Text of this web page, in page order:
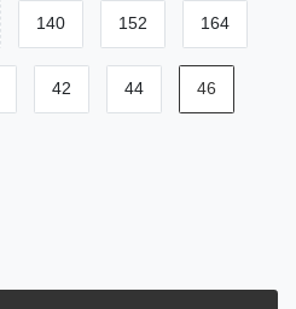
140 152 164
42 44 46